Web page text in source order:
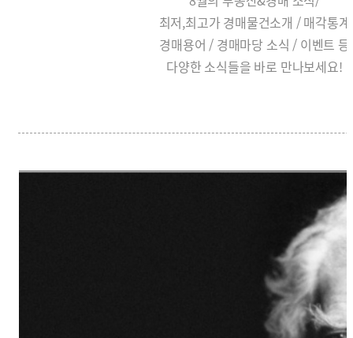
최저,최고가 경매물건소개 / 매각통계
경매용어 / 경매마당 소식 / 이벤트 등
다양한 소식들을 바로 만나보세요!